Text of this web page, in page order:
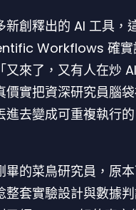
新創釋出的 AI 工具，
Workflows 確實
又來了，又有人在炒
價實把資深研究員腦
進去變成可重複執行
畢的菜鳥研究員，原
整套實驗設計與數據